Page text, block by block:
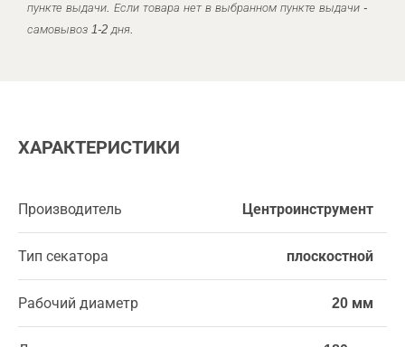
пункте выдачи. Если товара нет в выбранном пункте выдачи -
самовывоз 1-2 дня.
ХАРАКТЕРИСТИКИ
Производитель Центроинструмент
Тип секатора плоскостной
Рабочий диаметр 20 мм